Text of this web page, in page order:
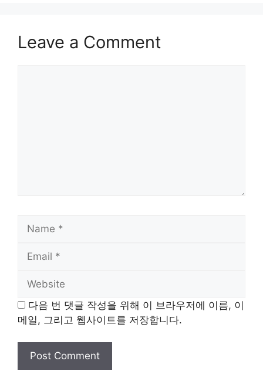
Leave a Comment
다음 번 댓글 작성을 위해 이 브라우저에 이름, 이
메일, 그리고 웹사이트를 저장합니다.